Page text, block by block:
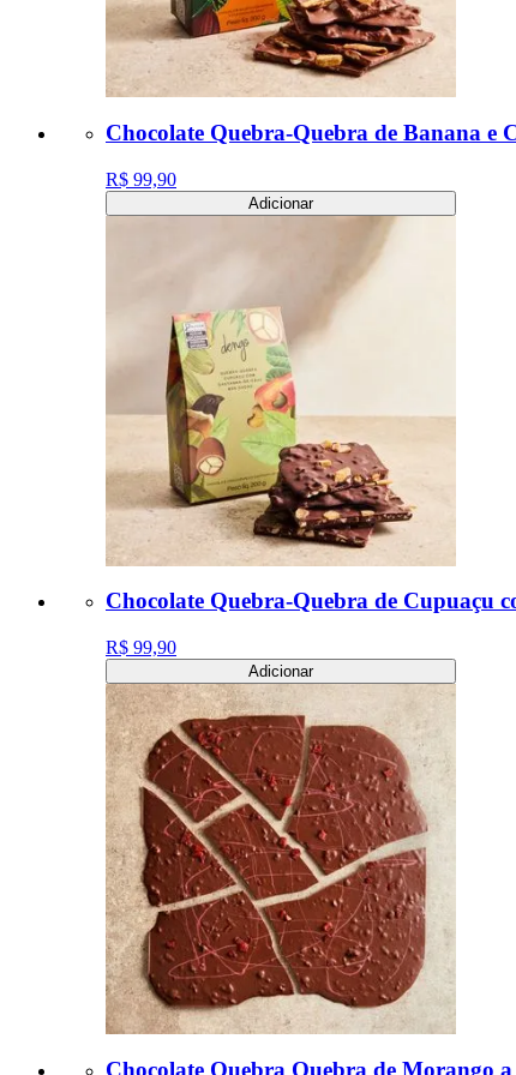
Chocolate Quebra-Quebra de Banana e
R$ 99,90
Adicionar
Chocolate Quebra-Quebra de Cupuaçu
R$ 99,90
Adicionar
Chocolate Quebra Quebra de Morango